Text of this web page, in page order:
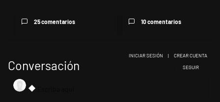
25 comentarios 10 comentarios
Conversación SIGA ESTA
SEGUIR
INICIAR SESIÓN | CREAR CUENTA